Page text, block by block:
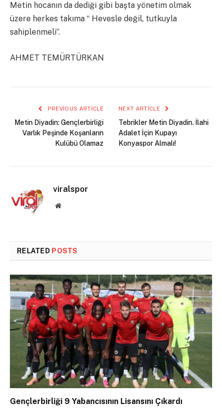
Metin hocanın da dediği gibi başta yönetim olmak
üzere herkes takıma “ Hevesle değil, tutkuyla
sahiplenmeli”.
AHMET TEMÜRTÜRKAN
PREVIOUS ARTICLE
Metin Diyadin: Gençlerbirliği
Varlık Peşinde Koşanların
Kulübü Olamaz
NEXT ARTICLE
Tebrikler Metin Diyadin. İlahi
Adalet İçin Kupayı
Konyaspor Almalı!
viralspor
Website
RELATED POSTS
Gençlerbirliği 9 Yabancısının Lisansını Çıkardı